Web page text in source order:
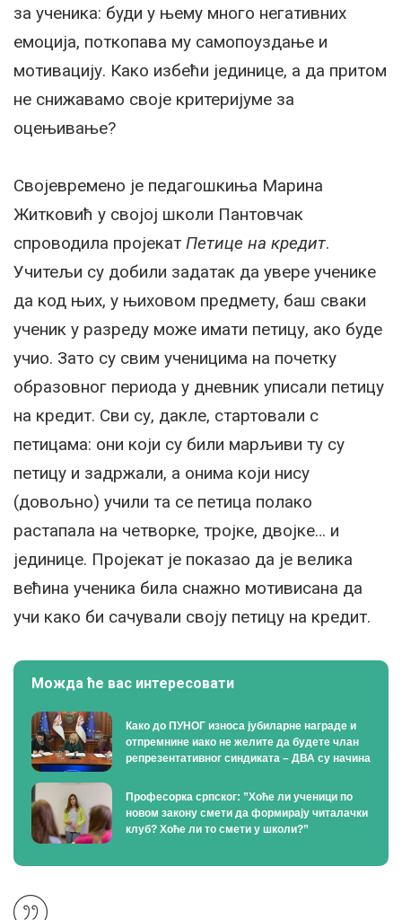
за ученика: буди у њему много негативних
емоција, поткопава му самопоуздање и
мотивацију. Како избећи јединице, а да притом
не снижавамо своје критеријуме за
оцењивање?
Својевремено је педагошкиња Марина
Житковић у својој школи Пантовчак
спроводила пројекат Петице на кредит.
Учитељи су добили задатак да увере ученике
да код њих, у њиховом предмету, баш сваки
ученик у разреду може имати петицу, ако буде
учио. Зато су свим ученицима на почетку
образовног периода у дневник уписали петицу
на кредит. Сви су, дакле, стартовали с
петицама: они који су били марљиви ту су
петицу и задржали, а онима који нису
(довољно) учили та се петица полако
растапала на четворке, тројке, двојке… и
јединице. Пројекат је показао да је велика
већина ученика била снажно мотивисана да
учи како би сачували своју петицу на кредит.
Можда ће вас интересовати
Како до ПУНОГ износа јубиларне награде и
отпремнине иако не желите да будете члан
репрезентативног синдиката – ДВА су начина
Професорка српског: ”Хоће ли ученици по
новом закону смети да формирају читалачки
клуб? Хоће ли то смети у школи?”